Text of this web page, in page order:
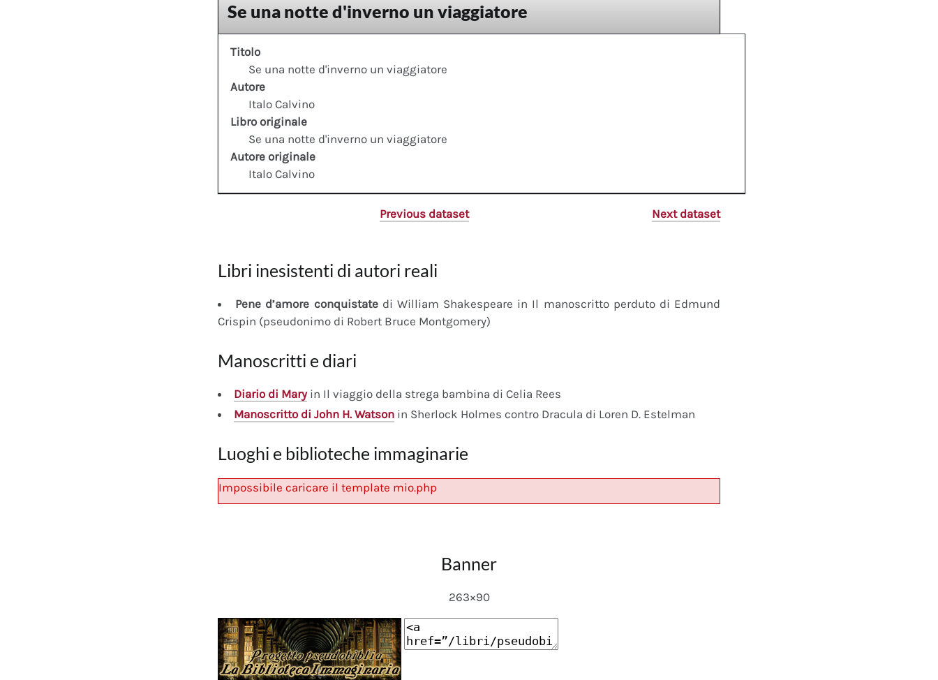
Se una notte d'inverno un viaggiatore
Titolo
Se una notte d'inverno un viaggiatore
Autore
Italo Calvino
Libro originale
Se una notte d'inverno un viaggiatore
Autore originale
Italo Calvino
Previous dataset Next dataset
Libri inesistenti di autori reali
Pene d’amore conquistatedi William Shakespeare in Il manoscritto perduto di Edmund
Crispin (pseudonimo di Robert Bruce Montgomery)
Manoscritti e diari
Diario di Maryin Il viaggio della strega bambina di Celia Rees
Manoscritto di John H. Watson in Sherlock Holmes contro Dracula di Loren D. Estelman
Luoghi e biblioteche immaginarie
Impossibile caricare il template mio.php
Banner
263×90